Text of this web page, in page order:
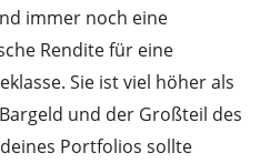
immer noch eine
Rendite für eine
Sie ist viel höher als
und der Großteil des
Portfolios sollte